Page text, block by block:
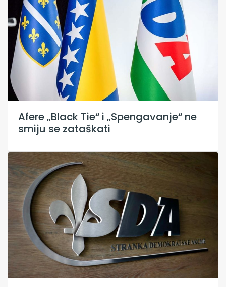
Afere „Black Tie“ i „Spengavanje“ ne
smiju se zataškati